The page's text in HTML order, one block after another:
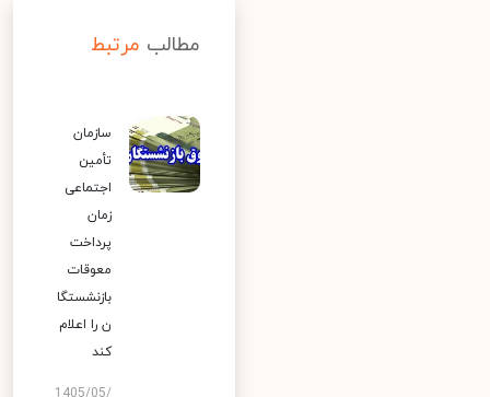
مطالب مرتبط
سازمان
تأمین
اجتماعی
زمان
پرداخت
معوقات
بازنشستگا
ن را اعلام
کند